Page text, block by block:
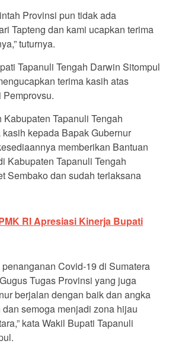
Provinsi pun tidak ada
Tapteng dan kami ucapkan terima
tuturnya.
Tapanuli Tengah Darwin Sitompul
terima kasih atas
Kabupaten Tapanuli Tengah
kepada Bapak Gubernur
memberikan Bantuan
Kabupaten Tapanuli Tengah
Sembako dan sudah terlaksana
RI Apresiasi Kinerja Bupati
Covid-19 di Sumatera
Tugas Provinsi yang juga
berjalan dengan baik dan angka
semoga menjadi zona hijau
kata Wakil Bupati Tapanuli